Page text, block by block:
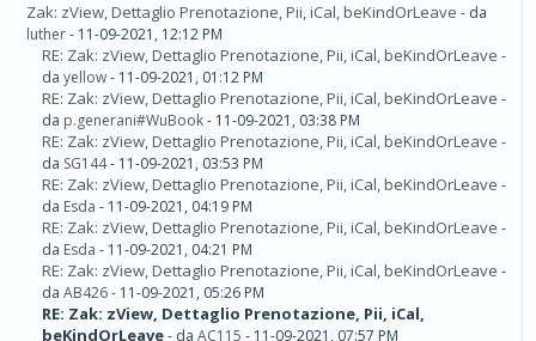
Zak: zView, Dettaglio Prenotazione, Pii, iCal, beKindOrLeave - da
luther- 11-09-2021, 12:12 PM
RE: Zak: zView, Dettaglio Prenotazione, Pii, iCal, beKindOrLeave -
da yellow- 11-09-2021, 01:12 PM
RE: Zak: zView, Dettaglio Prenotazione, Pii, iCal, beKindOrLeave -
da p.generani#WuBook- 11-09-2021, 03:38 PM
RE: Zak: zView, Dettaglio Prenotazione, Pii, iCal, beKindOrLeave -
da SG144- 11-09-2021, 03:53 PM
RE: Zak: zView, Dettaglio Prenotazione, Pii, iCal, beKindOrLeave -
da Esda - 11-09-2021, 04:19 PM
RE: Zak: zView, Dettaglio Prenotazione, Pii, iCal, beKindOrLeave -
da Esda - 11-09-2021, 04:21 PM
RE: Zak: zView, Dettaglio Prenotazione, Pii, iCal, beKindOrLeave -
da AB426- 11-09-2021, 05:26 PM
RE: Zak: zView, Dettaglio Prenotazione, Pii, iCal,
beKindOrLeave- da AC115 - 11-09-2021, 07:57 PM